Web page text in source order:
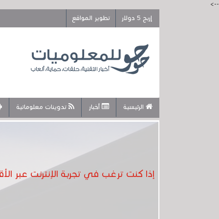
-->
إربح 5 دولار
تطوير المواقع
الرئيسية أخبار تدوينات معلوماتية